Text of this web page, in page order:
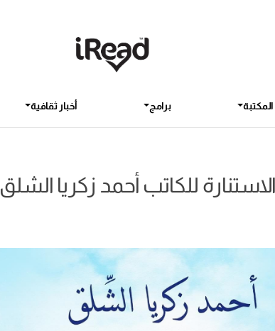
المكتبة برامج أخبار ثقافية
للكاتب أحمد زكريا الشلق